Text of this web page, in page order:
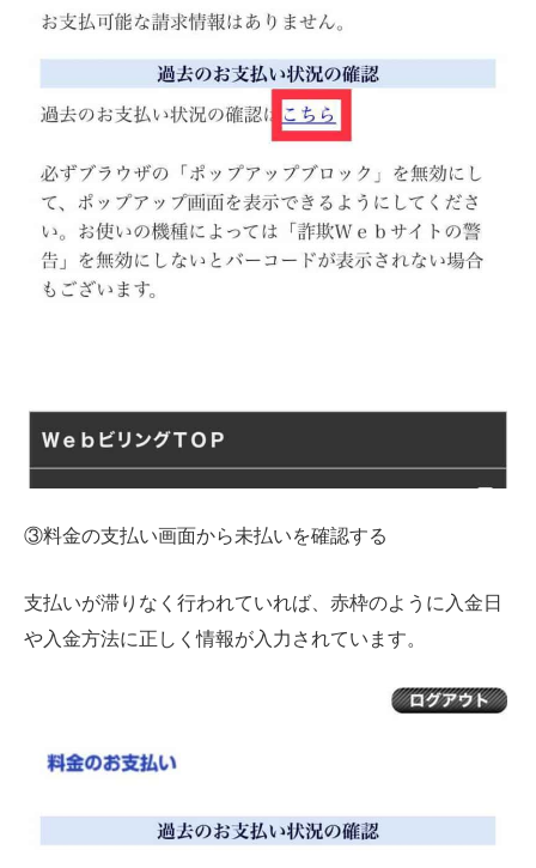
③料金の支払い画面から未払いを確認する
支払いが滞りなく行われていれば、赤枠のように入金日
や入金方法に正しく情報が入力されています。